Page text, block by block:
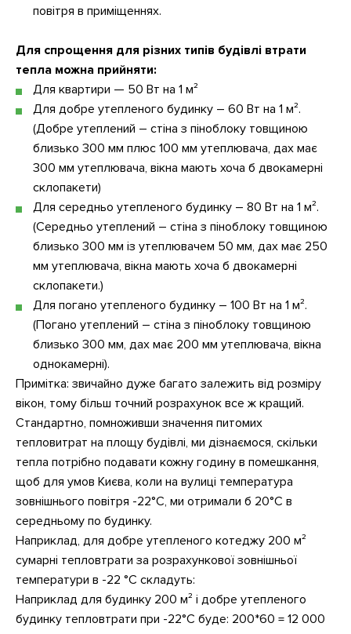
повітря в приміщеннях.
Для спрощення для різних типів будівлі втрати
тепла можна прийняти:
Для квартири — 50 Вт на 1 м²
Для добре утепленого будинку – 60 Вт на 1 м².
(Добре утеплений – стіна з піноблоку товщиною
близько 300 мм плюс 100 мм утеплювача, дах має
300 мм утеплювача, вікна мають хоча б двокамерні
склопакети)
Для середньо утепленого будинку – 80 Вт на 1 м².
(Середньо утеплений – стіна з піноблоку товщиною
близько 300 мм із утеплювачем 50 мм, дах має 250
мм утеплювача, вікна мають хоча б двокамерні
склопакети.)
Для погано утепленого будинку – 100 Вт на 1 м².
(Погано утеплений – стіна з піноблоку товщиною
близько 300 мм, дах має 200 мм утеплювача, вікна
однокамерні).
Примітка: звичайно дуже багато залежить від розміру
вікон, тому більш точний розрахунок все ж кращий.
Стандартно, помноживши значення питомих
тепловитрат на площу будівлі, ми дізнаємося, скільки
тепла потрібно подавати кожну годину в помешкання,
щоб для умов Києва, коли на вулиці температура
зовнішнього повітря -22°C, ми отримали б 20°C в
середньому по будинку.
Наприклад, для добре утепленого котеджу 200 м²
сумарні тепловтрати за розрахункової зовнішньої
температури в -22 °C складуть:
Наприклад для будинку 200 м² і добре утепленого
будинку тепловтрати при -22°C буде: 200*60 = 12 000